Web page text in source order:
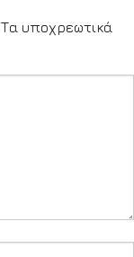
Τα υποχρεωτικά